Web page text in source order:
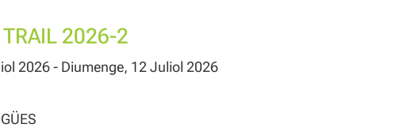
2026-2
2026 - Diumenge, 12 Juliol 2026